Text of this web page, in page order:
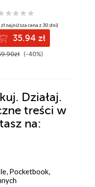
i dochody
najniższa cena z 30 dni)
35.94 zł
(-40%)
Działaj.
treści w
na:
Pocketbook,